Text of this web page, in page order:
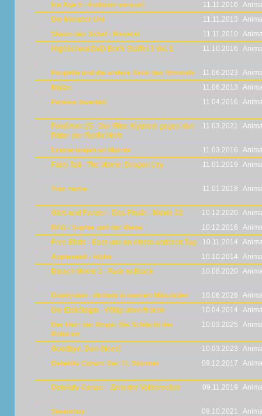
Ice Age 5 - Kollision voraus!
11.11.2016
Die Monster Uni
11.11.2013
Shaun das Schaf - Raserei
11.11.2010
HighSchool DxD BorN Staffel 3 Vol. 1
11.10.2016
Poupelle und die andere Seite des Himmels 11.06.2023
Mulan
11.06.2013
Patema Inverted
11.04.2016
Pokémon 15 - Der Film: Kyurem gegen den
Ritter der Redlichkeit
11.03.2021
Erinnerungen an Marnie 11.03.2016
Fairy Tail - The Movie: Dragon Cry
11.01.2019
Your name 11.01.2018
Girls und Panzer - Das Finale - Movie 02 10.12.2020
BFG - Sophie und der Riese
10.12.2016
Free Birds - Esst uns an einem anderen Tag
10.11.2014
Appleseed - Alpha
10.10.2014
Bleach Movie 3 - Fade to Black
10.08.2020
Doukyusei - Verliebt in meinen Mitschüler 10.06.2026
Die Eiskönigin - Völlig unverfroren
10.04.2014
Der Herr der Ringe: Die Schlacht der
Rohirrim
10.03.2025
Goodbye, Don Glees! 10.03.2023
Detektiv Conan: Der 11. Stürmer
09.12.2017
Detektiv Conan – Zero der Vollstrecker 09.11.2019
Steamboy 09.10.2021